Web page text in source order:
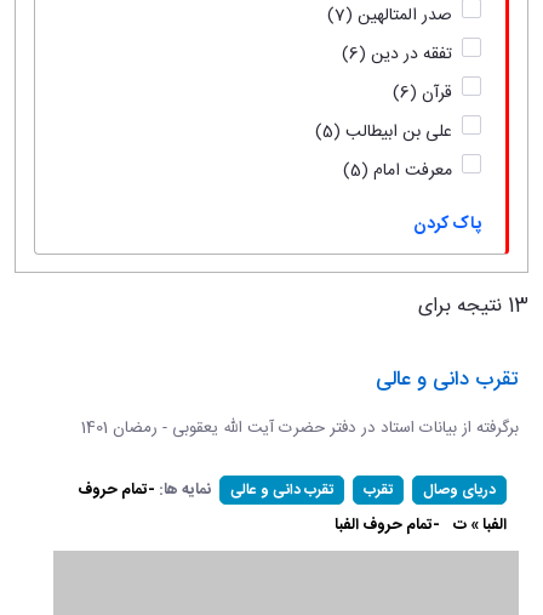
صدر المتالهین (7)
تفقه در دین (6)
قرآن (6)
علی بن ابیطالب (5)
معرفت امام (5)
پاک کردن
13 نتیجه برای
تقرب دانی و عالی
برگرفته از بیانات استاد در دفتر حضرت آیت الله یعقوبی - رمضان 1401
دریای وصال تقرب تقرب دانی و عالی نمایه ها: -تمام حروف
الفبا » ت -تمام حروف الفبا